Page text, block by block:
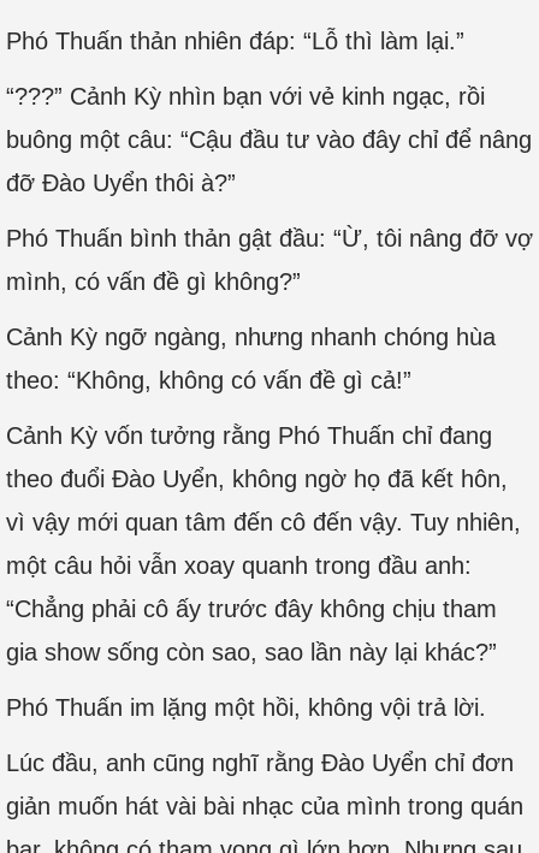
Phó Thuấn thản nhiên đáp: “Lỗ thì làm lại.”
“???” Cảnh Kỳ nhìn bạn với vẻ kinh ngạc, rồi
buông một câu: “Cậu đầu tư vào đây chỉ để nâng
đỡ Đào Uyển thôi à?”
Phó Thuấn bình thản gật đầu: “Ừ, tôi nâng đỡ vợ
mình, có vấn đề gì không?”
Cảnh Kỳ ngỡ ngàng, nhưng nhanh chóng hùa
theo: “Không, không có vấn đề gì cả!”
Cảnh Kỳ vốn tưởng rằng Phó Thuấn chỉ đang
theo đuổi Đào Uyển, không ngờ họ đã kết hôn,
vì vậy mới quan tâm đến cô đến vậy. Tuy nhiên,
một câu hỏi vẫn xoay quanh trong đầu anh:
“Chẳng phải cô ấy trước đây không chịu tham
gia show sống còn sao, sao lần này lại khác?”
Phó Thuấn im lặng một hồi, không vội trả lời.
Lúc đầu, anh cũng nghĩ rằng Đào Uyển chỉ đơn
giản muốn hát vài bài nhạc của mình trong quán